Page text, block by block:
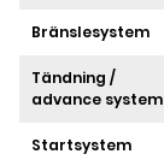
Bränslesystem
Tändning /
advance system
Startsystem